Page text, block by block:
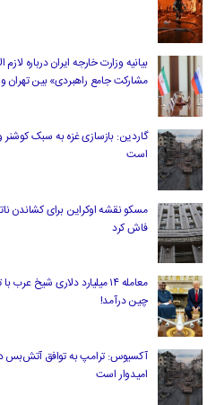
بیانیه وزارت خارجه ایران درباره
مشارکت جامع راهبردی» بین تهران
گاردین: بازسازی غزه به سبک کوشنر
است
مسکو نقشه اوکراین برای کشاندن
فاش کرد
معامله ۱۴ میلیارد دلاری
چین درآمد!
امیدوار است